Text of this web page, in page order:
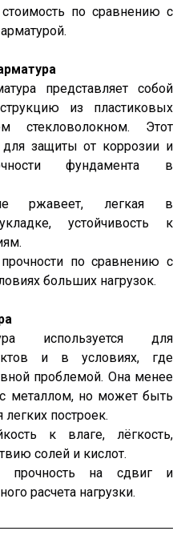
по сравнению с
представляет собой
из пластиковых
стекловолокном. Этот
для защиты от коррозии и
фундамента в
ржавеет, легкая в
устойчивость к
по сравнению с
больших нагрузок.
используется для
и в условиях, где
проблемой. Она менее
металлом, но может быть
построек.
к влаге, лёгкость,
солей и кислот.
прочность на сдвиг и
расчета нагрузки.